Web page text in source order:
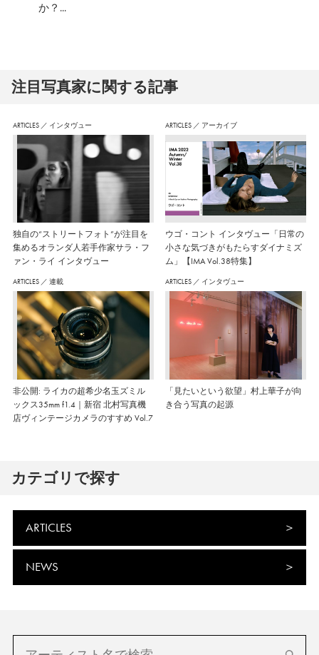
か？...
注⽬写真家に関する記事
ARTICLES ／ インタヴュー
独自の“ストリートフォト”が注目を
集めるオランダ人若手作家サラ・フ
ァン・ライ インタヴュー
ARTICLES ／ アーカイブ
ウゴ・コント インタヴュー「日常の
小さな気づきがもたらすダイナミズ
ム」【IMA Vol.38特集】
ARTICLES ／ 連載
非公開: ライカの超希少名玉ズミル
ックス35mm f1.4｜新宿 北村写真機
店ヴィンテージカメラのすすめ Vol.7
ARTICLES ／ インタヴュー
「見たいという欲望」村上華子が向
き合う写真の起源
カテゴリで探す
ARTICLES
NEWS